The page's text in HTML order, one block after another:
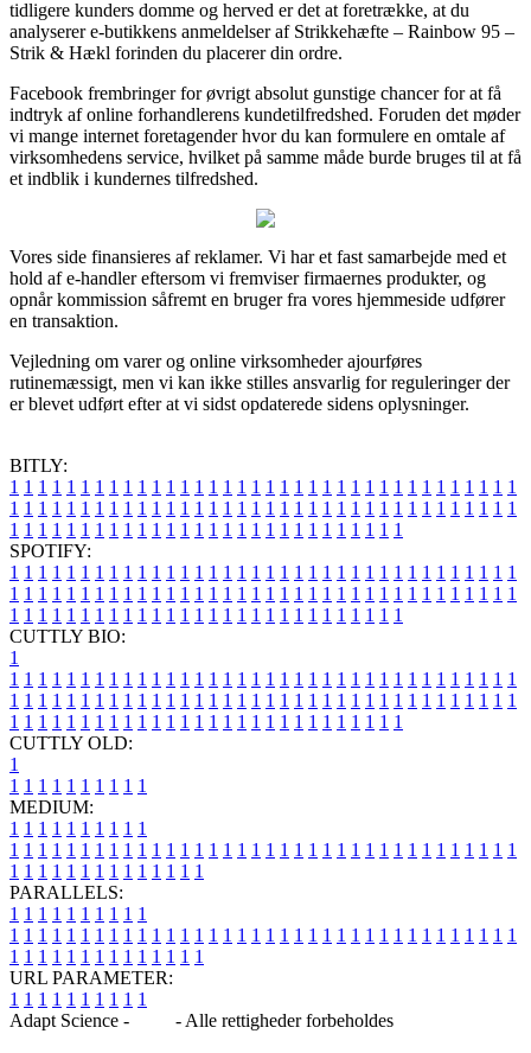
tidligere kunders domme og herved er det at foretrække, at du
analyserer e-butikkens anmeldelser af Strikkehæfte – Rainbow 95 –
Strik & Hækl forinden du placerer din ordre.
Facebook frembringer for øvrigt absolut gunstige chancer for at få
indtryk af online forhandlerens kundetilfredshed. Foruden det møder
vi mange internet foretagender hvor du kan formulere en omtale af
virksomhedens service, hvilket på samme måde burde bruges til at få
et indblik i kundernes tilfredshed.
Vores side finansieres af reklamer. Vi har et fast samarbejde med et
hold af e-handler eftersom vi fremviser firmaernes produkter, og
opnår kommission såfremt en bruger fra vores hjemmeside udfører
en transaktion.
Vejledning om varer og online virksomheder ajourføres
rutinemæssigt, men vi kan ikke stilles ansvarlig for reguleringer der
er blevet udført efter at vi sidst opdaterede sidens oplysninger.
BITLY:
1 1 1 1 1 1 1 1 1 1 1 1 1 1 1 1 1 1 1 1 1 1 1 1 1 1 1 1 1 1 1 1 1 1 1 1
1 1 1 1 1 1 1 1 1 1 1 1 1 1 1 1 1 1 1 1 1 1 1 1 1 1 1 1 1 1 1 1 1 1 1 1
1 1 1 1 1 1 1 1 1 1 1 1 1 1 1 1 1 1 1 1 1 1 1 1 1 1 1 1
SPOTIFY:
1 1 1 1 1 1 1 1 1 1 1 1 1 1 1 1 1 1 1 1 1 1 1 1 1 1 1 1 1 1 1 1 1 1 1 1
1 1 1 1 1 1 1 1 1 1 1 1 1 1 1 1 1 1 1 1 1 1 1 1 1 1 1 1 1 1 1 1 1 1 1 1
1 1 1 1 1 1 1 1 1 1 1 1 1 1 1 1 1 1 1 1 1 1 1 1 1 1 1 1
CUTTLY BIO:
1
1 1 1 1 1 1 1 1 1 1 1 1 1 1 1 1 1 1 1 1 1 1 1 1 1 1 1 1 1 1 1 1 1 1 1 1
1 1 1 1 1 1 1 1 1 1 1 1 1 1 1 1 1 1 1 1 1 1 1 1 1 1 1 1 1 1 1 1 1 1 1 1
1 1 1 1 1 1 1 1 1 1 1 1 1 1 1 1 1 1 1 1 1 1 1 1 1 1 1 1
CUTTLY OLD:
1
1 1 1 1 1 1 1 1 1 1
MEDIUM:
1 1 1 1 1 1 1 1 1 1
1 1 1 1 1 1 1 1 1 1 1 1 1 1 1 1 1 1 1 1 1 1 1 1 1 1 1 1 1 1 1 1 1 1 1 1
1 1 1 1 1 1 1 1 1 1 1 1 1 1
PARALLELS:
1 1 1 1 1 1 1 1 1 1
1 1 1 1 1 1 1 1 1 1 1 1 1 1 1 1 1 1 1 1 1 1 1 1 1 1 1 1 1 1 1 1 1 1 1 1
1 1 1 1 1 1 1 1 1 1 1 1 1 1
URL PARAMETER:
1 1 1 1 1 1 1 1 1 1
Adapt Science -
- Alle rettigheder forbeholdes